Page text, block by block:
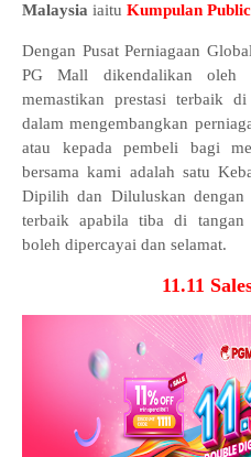
Malaysia iaitu Kumpulan
Dengan Pusat Perniagaan
PG Mall dikendalikan oleh
memastikan prestasi terbaik
dalam mengembangkan
atau kepada pembeli bagi
bersama kami adalah satu
Dipilih dan Diluluskan
terbaik apabila tiba di tangan
boleh dipercayai dan selamat.
11.11